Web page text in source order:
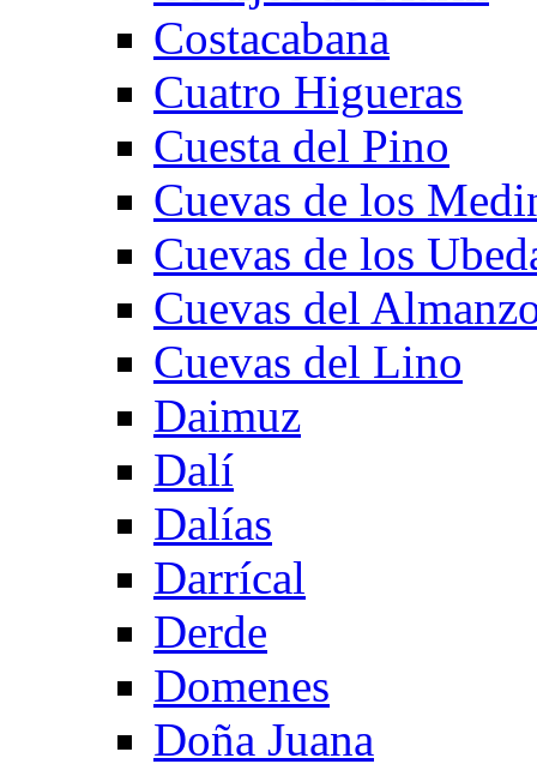
Costacabana
Cuatro Higueras
Cuesta del Pino
Cuevas de los
Cuevas de los
Cuevas del
Cuevas del Lino
Daimuz
Dalí
Dalías
Darrícal
Derde
Domenes
Doña Juana